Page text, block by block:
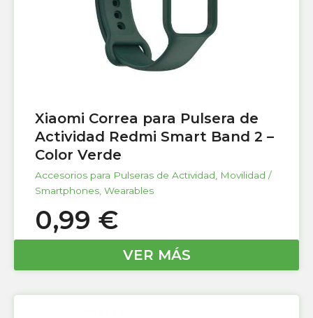
Xiaomi Correa para Pulsera de
Actividad Redmi Smart Band 2 –
Color Verde
Accesorios para Pulseras de Actividad
Movilidad /
Smartphones Wearables
0,99 €
VER MÁS